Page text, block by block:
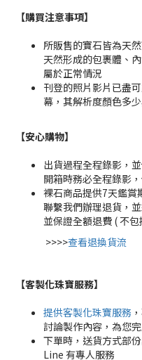
【購買注意事項】
所販售的寶石皆為天
天然形成的包裹體、
屬於正常情況
刊登的照片影片已盡
幕，其解析度顏色多
【安心購物】
出貨過程全程錄影，
開箱時務必全程錄影
裸石商品提供7天鑑賞
聯繫我們辦理退貨，
並保證全額退費 ( 不包
>>>>查看退換貨流
【客製化珠寶服務】
提供客製化珠寶服務
討論製作內容，為您
下單時，送貨方式部
Line 有專人服務